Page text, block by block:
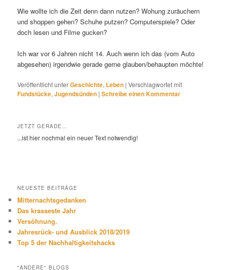
Wie wollte ich die Zeit denn dann nutzen? Wohung zuräuchern
und shoppen gehen? Schuhe putzen? Computerspiele? Oder
doch lesen und Filme gucken?
Ich war vor 6 Jahren nicht 14. Auch wenn ich das (vom Auto
abgesehen) irgendwie gerade gerne glauben/behaupten möchte!
Veröffentlicht unterGeschichte, Leben |Verschlagwortet mit
Fundstücke,Jugendsünden |Schreibe einen Kommentar
JETZT GERADE…
...ist hier nochmal ein neuer Text notwendig!
NEUESTE BEITRÄGE
Mitternachtsgedanken
Das krasseste Jahr
Versöhnung.
Jahresrück- und Ausblick 2018/2019
Top 5 der Nachhaltigkeitshacks
"ANDERE" BLOGS